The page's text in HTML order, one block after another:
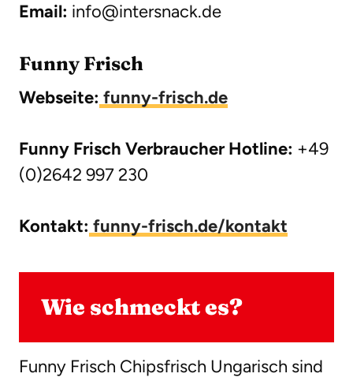
Email: info@intersnack.de
Funny Frisch
Webseite: funny-frisch.de
Funny Frisch Verbraucher Hotline: +49
(0)2642 997 230
Kontakt: funny-frisch.de/kontakt
Wie schmeckt es?
Funny Frisch Chipsfrisch Ungarisch sind